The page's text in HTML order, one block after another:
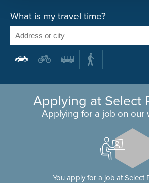
What is my travel time?
Applying at Select
Applying for a job on our
You apply for a job at Select